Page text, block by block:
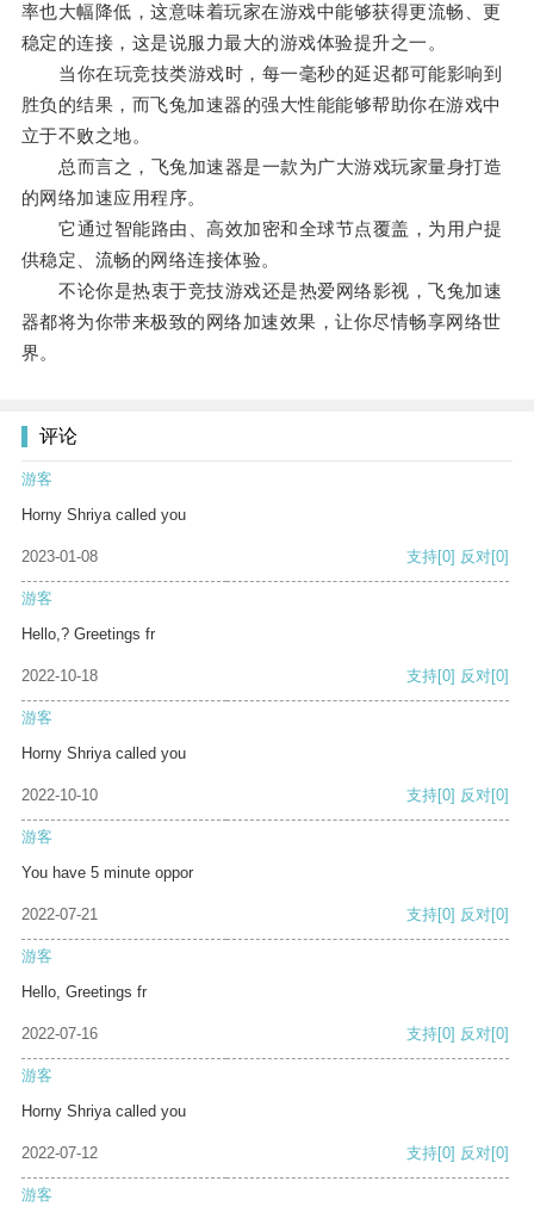
率也大幅降低，这意味着玩家在游戏中能够获得更流畅、更
稳定的连接，这是说服力最大的游戏体验提升之一。
当你在玩竞技类游戏时，每一毫秒的延迟都可能影响到
胜负的结果，而飞兔加速器的强大性能能够帮助你在游戏中
立于不败之地。
总而言之，飞兔加速器是一款为广大游戏玩家量身打造
的网络加速应用程序。
它通过智能路由、高效加密和全球节点覆盖，为用户提
供稳定、流畅的网络连接体验。
不论你是热衷于竞技游戏还是热爱网络影视，飞兔加速
器都将为你带来极致的网络加速效果，让你尽情畅享网络世
界。
评论
游客
Horny Shriya called you
2023-01-08 支持[0] 反对[0]
游客
Hello,? Greetings fr
2022-10-18 支持[0] 反对[0]
游客
Horny Shriya called you
2022-10-10 支持[0] 反对[0]
游客
You have 5 minute oppor
2022-07-21 支持[0] 反对[0]
游客
Hello, Greetings fr
2022-07-16 支持[0] 反对[0]
游客
Horny Shriya called you
2022-07-12 支持[0] 反对[0]
游客